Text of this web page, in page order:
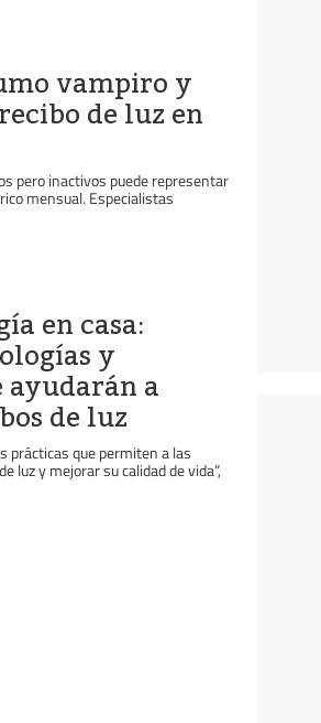
vampiro y
de luz en
pero inactivos puede representar
mensual. Especialistas
en casa:
y
ayudarán a
de luz
prácticas que permiten a las
luz y mejorar su calidad de vida”,